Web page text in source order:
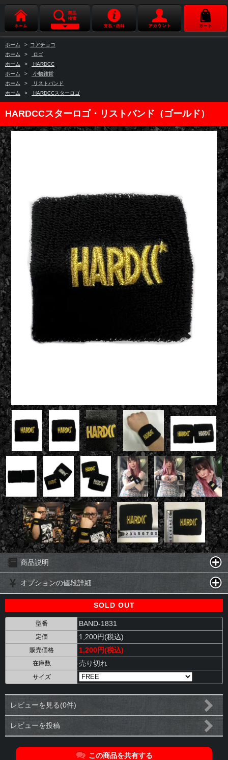
ホーム > コアチョコ
ホーム
>
ロゴ
ホーム
>
HARDCC
ホーム
>
小物雑貨
ホーム
>
リストバンド
ホーム
> HARDCCスターロゴ
HARDCCスターロゴ・リストバンド（ゴールド）
商品説明
オプションの値段詳細
SOLD OUT
型番 BAND-1831
定価 1,200円(税込)
販売価格 1,200円(税込)
在庫数 売り切れ
サイズ
レビューを見る(0件)
レビューを投稿
この商品を共有する